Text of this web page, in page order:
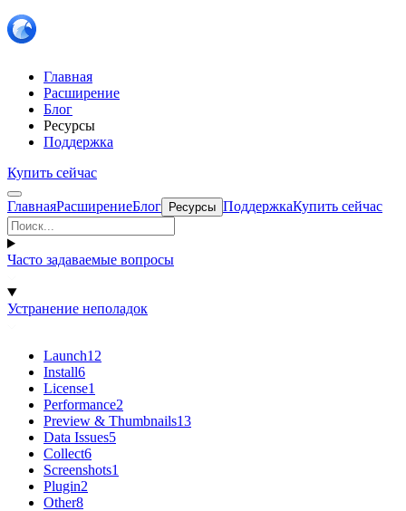
Главная
Расширение
Блог
Ресурсы
Поддержка
Купить сейчас
ГлавнаяРасширениеБлог Ресурсы ПоддержкаКупить сейчас
Часто задаваемые вопросы
Устранение неполадок
Launch12
Install6
License1
Performance2
Preview & Thumbnails13
Data Issues5
Collect6
Screenshots1
Plugin2
Other8